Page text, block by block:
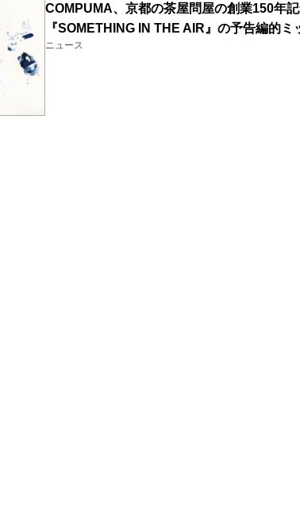
COMPUMA、京都の茶屋問屋の創業150年
『SOMETHING IN THE AIR』の予告編的ミ
ニュース